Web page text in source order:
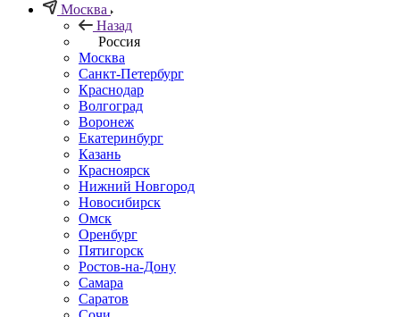
Москва
Назад
Россия
Москва
Санкт-Петербург
Краснодар
Волгоград
Воронеж
Екатеринбург
Казань
Красноярск
Нижний Новгород
Новосибирск
Омск
Оренбург
Пятигорск
Ростов-на-Дону
Самара
Саратов